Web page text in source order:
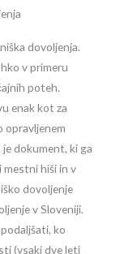
dovoljenja.
v primeru
poteh.
enak kot za
opravljenem
dokument, ki ga
hiši in v
dovoljenje
v Sloveniji.
ko
(vsaki dve leti